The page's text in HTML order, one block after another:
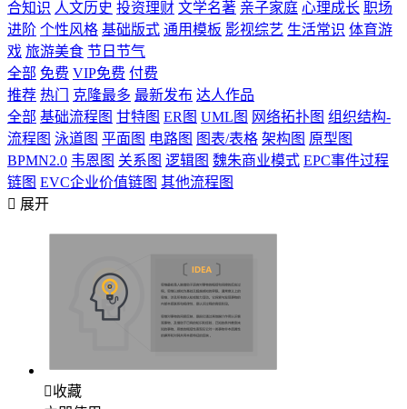
合知识 人文历史 投资理财 文学名著 亲子家庭 心理成长 职场
进阶 个性风格 基础版式 通用模板 影视综艺 生活常识 体育游
戏 旅游美食 节日节气
全部 免费 VIP免费 付费
推荐 热门 克隆最多 最新发布 达人作品
全部 基础流程图 甘特图 ER图 UML图 网络拓扑图 组织结构-
流程图 泳道图 平面图 电路图 图表/表格 架构图 原型图
BPMN2.0 韦恩图 关系图 逻辑图 魏朱商业模式 EPC事件过程
链图 EVC企业价值链图 其他流程图
 展开
收藏